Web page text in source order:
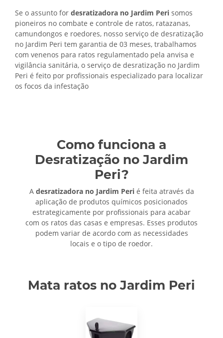
Se o assunto for desratizadora no Jardim Peri somos
pioneiros no combate e controle de ratos, ratazanas,
camundongos e roedores, nosso serviço de desratização
no Jardim Peri tem garantia de 03 meses, trabalhamos
com venenos para ratos regulamentado pela anvisa e
vigilância sanitária, o serviço de desratização no Jardim
Peri é feito por profissionais especializado para localizar
os focos da infestação
Como funciona a
Desratização no Jardim
Peri?
A desratizadora no Jardim Perié feita através da
aplicação de produtos químicos posicionados
estrategicamente por profissionais para acabar
com os ratos das casas e empresas. Esses produtos
podem variar de acordo com as necessidades
locais e o tipo de roedor.
Mata ratos no Jardim Peri